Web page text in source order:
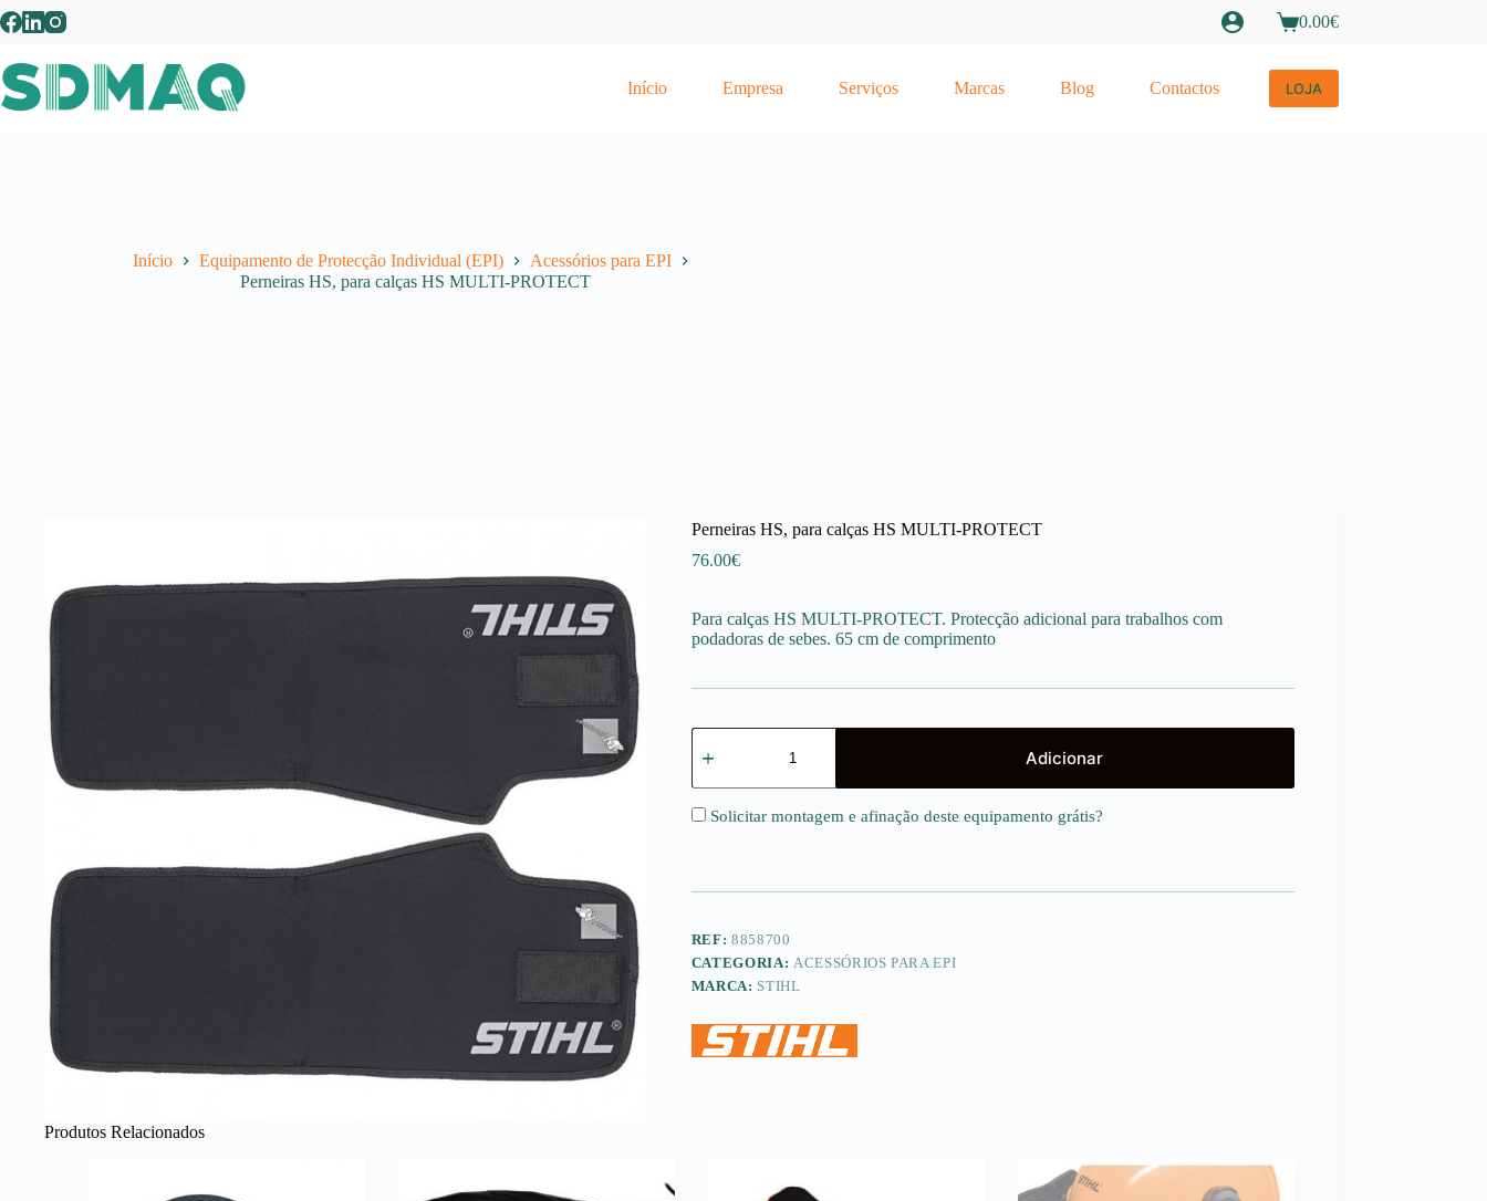
Pular
para
conteúdo
Carrinho
compras
0.00€
Início Empresa Serviços Marcas Blog Contactos LOJA
Início Equipamento de Protecção Individual (EPI)
Acessórios para EPI
Perneiras HS, para calças HS MULTI-PROTECT
Perneiras HS, para calças HS MULTI-PROTECT
76.00€
Para calças HS MULTI-PROTECT. Protecção adicional para trabalhos com
podadoras de sebes. 65 cm de comprimento
Quantidade
de
HS,
para
Adicionar
Solicitar montagem e afinação deste equipamento grátis?
REF:8858700
CATEGORIA: ACESSÓRIOS PARA EPI
MARCA: STIHL
Produtos Relacionados